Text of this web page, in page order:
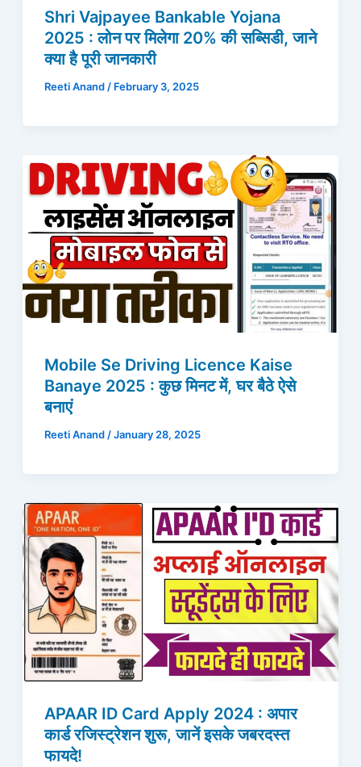
Shri Vajpayee Bankable Yojana
2025 : लोन पर मिलेगा 20% की सब्सिडी, जाने
क्या है पूरी जानकारी
Reeti Anand / February 3, 2025
Mobile Se Driving Licence Kaise
Banaye 2025 : कुछ मिनट में, घर बैठे ऐसे
बनाएं
Reeti Anand/January 28, 2025
APAAR ID Card Apply 2024 : अपार
कार्ड रजिस्ट्रेशन शुरू, जानें इसके जबरदस्त
फायदे!